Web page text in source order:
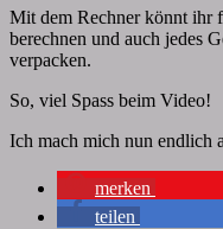
Mit dem Rechner könnt ihr
berechnen und auch jedes
verpacken.
So, viel Spass beim Video!
Ich mach mich nun endlich
merken
teilen